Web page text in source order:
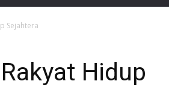
Sejahtera
Hidup